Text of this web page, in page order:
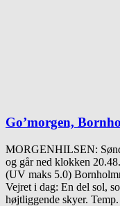
Go’morgen,
MORGENHILSEN:
og går ned klokken
(UV maks 5.0)
Vejret i dag: En del sol,
højtliggende skyer.